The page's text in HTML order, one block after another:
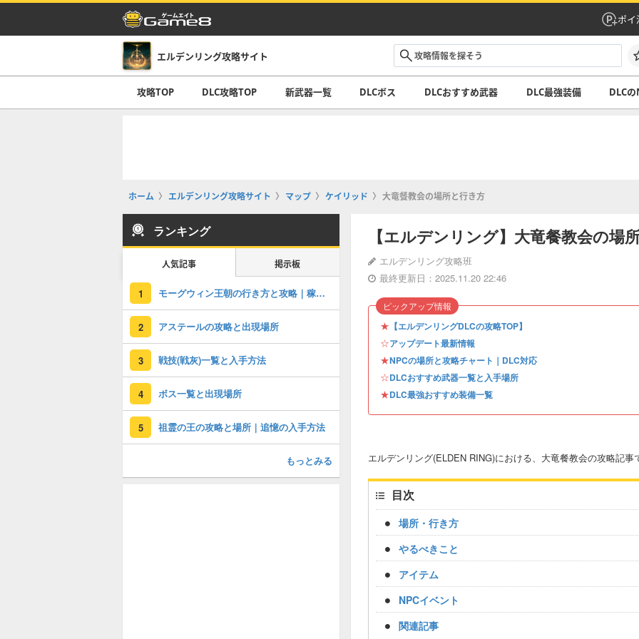
ポイ
エルデンリング攻略サイト
攻略TOP DLC攻略TOP 新武器一覧 DLCボス DLCおすすめ武器 DLC最強装備 DLCの
ホーム エルデンリング攻略サイト マップ ケイリッド 大竜餐教会の場所と行き方
【エルデンリング】大竜餐教会の場
エルデンリング攻略班
最終更新日：2025.11.20 22:46
★ 【エルデンリングDLCの攻略TOP】
☆アップデート最新情報
★NPCの場所と攻略チャート｜DLC対応
☆DLCおすすめ武器一覧と入手場所
★DLC最強おすすめ装備一覧
ピックアップ情報
エルデンリング(ELDEN RING)における、大竜餐教会の攻略記事
目次
場所・行き方
やるべきこと
アイテム
NPCイベント
関連記事
ランキング
人気記事 掲示板
1 モーグウィン王朝の行き方と攻略｜稼ぎ方
2 アステールの攻略と出現場所
3 戦技(戦灰)一覧と入手方法
4 ボス一覧と出現場所
5 祖霊の王の攻略と場所｜追憶の入手方法
もっとみる